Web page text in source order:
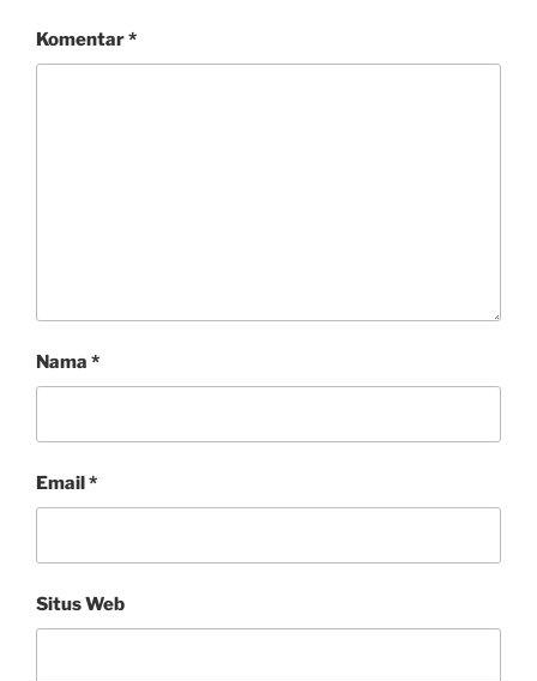
Komentar*
Nama *
Email*
Situs Web